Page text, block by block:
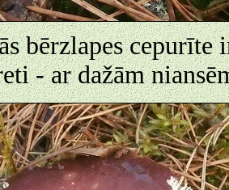
bērzlapes cepurīte
- ar dažām